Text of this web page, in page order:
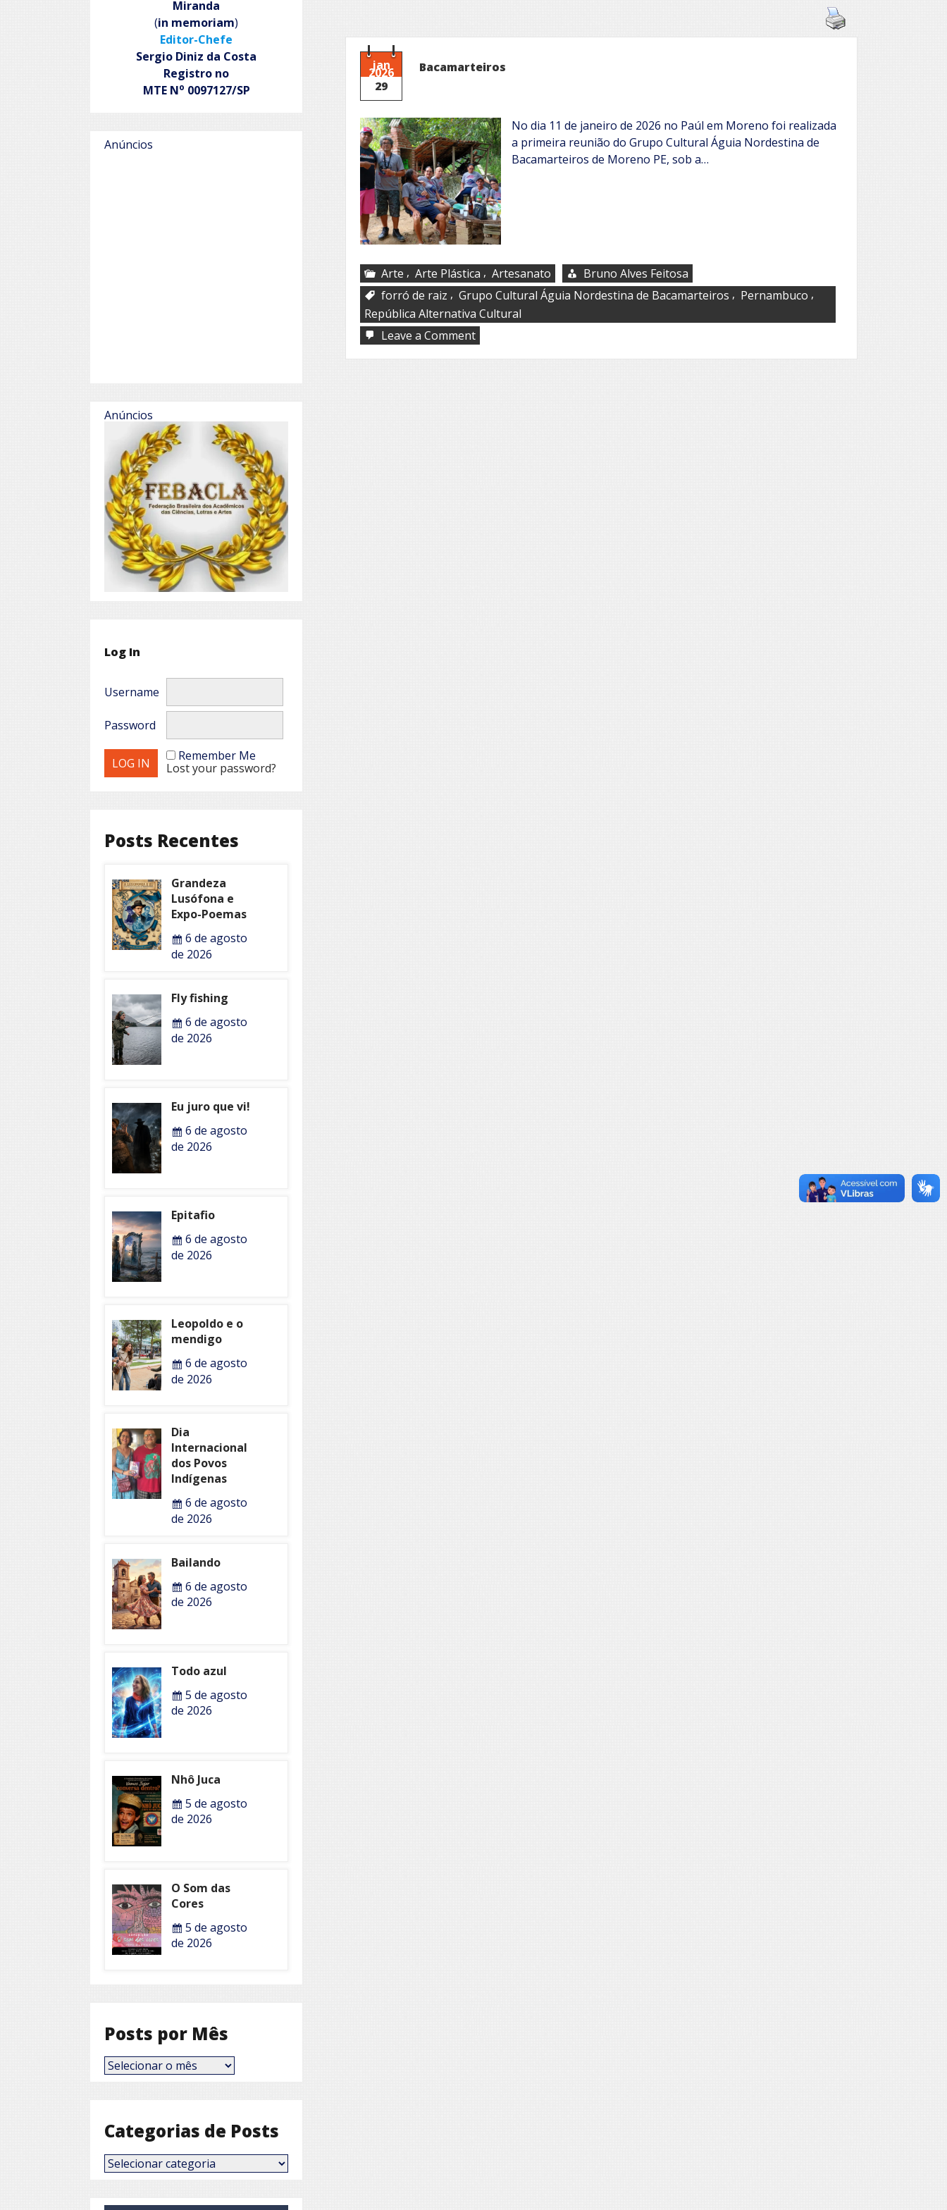
jan
2026
29
Bacamarteiros
No dia 11 de janeiro de 2026 no Paúl em Moreno foi realizada
a primeira reunião do Grupo Cultural Águia Nordestina de
Bacamarteiros de Moreno PE, sob a…
Arte , Arte Plástica , Artesanato
Bruno Alves Feitosa
forró de raiz , Grupo Cultural Águia Nordestina de Bacamarteiros , Pernambuco ,
República Alternativa Cultural
Leave a Commenton
Bacamarteiros
Miranda
(in memoriam)
Editor-Chefe
Sergio Diniz da Costa
Registro no
MTE No 0097127/SP
Anúncios
Anúncios
Log In
Username
Password
Remember Me
Lost your password?
Posts Recentes
Grandeza
Lusófona e
Expo-Poemas
6 de agosto
de 2026
Fly fishing
6 de agosto
de 2026
Eu juro que vi!
6 de agosto
de 2026
Epitafio
6 de agosto
de 2026
Leopoldo e o
mendigo
6 de agosto
de 2026
Dia
Internacional
dos Povos
Indígenas
6 de agosto
de 2026
Bailando
6 de agosto
de 2026
Todo azul
5 de agosto
de 2026
Nhô Juca
5 de agosto
de 2026
O Som das
Cores
5 de agosto
de 2026
Posts por Mês
Posts
por
Categorias de Posts
Categorias
de